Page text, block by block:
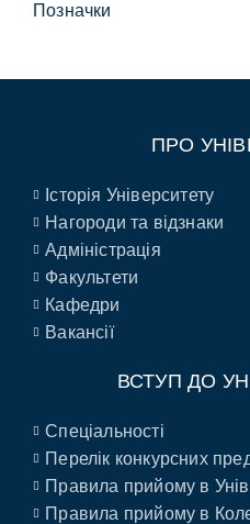
Позначки
ПРО
Історія Університету
Нагороди та відзнаки
Адміністрація
Факультети
Кафедри
Вакансії
ВСТУП ДО
Спеціальності
Перелік конкурсних
Правила прийому в
Правила прийому в